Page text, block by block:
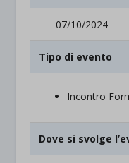
07/10/2024
Tipo di evento
Incontro
Dove si svolge